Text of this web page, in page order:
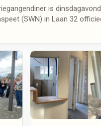
is
(SWN) in Laan 32